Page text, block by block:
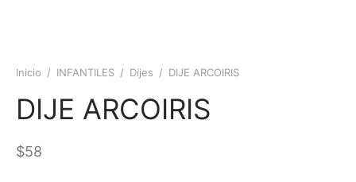
Inicio / INFANTILES / Dijes / DIJE ARCOIRIS
DIJE ARCOIRIS
$58